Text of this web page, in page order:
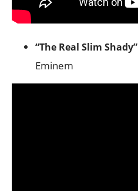
“The Real Slim Shady”
Eminem